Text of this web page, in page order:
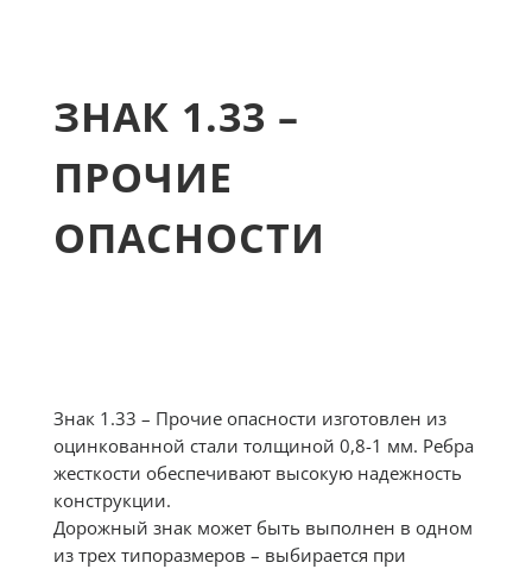
ЗНАК 1.33 –
ПРОЧИЕ
ОПАСНОСТИ
Знак 1.33 – Прочие опасности изготовлен из
оцинкованной стали толщиной 0,8-1 мм. Ребра
жесткости обеспечивают высокую надежность
конструкции.
Дорожный знак может быть выполнен в одном
из трех типоразмеров – выбирается при